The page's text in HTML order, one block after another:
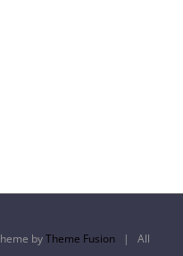
byTheme Fusion | All